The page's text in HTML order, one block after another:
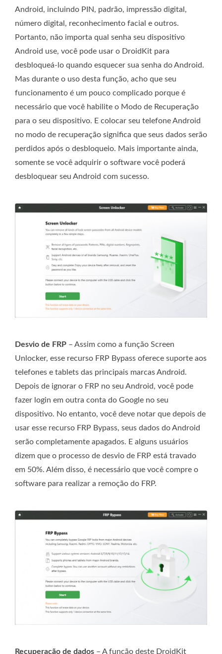
Android, incluindo PIN, padrão, impressão digital,
número digital, reconhecimento facial e outros.
Portanto, não importa qual senha seu dispositivo
Android use, você pode usar o DroidKit para
desbloqueá-lo quando esquecer sua senha do Android.
Mas durante o uso desta função, acho que seu
funcionamento é um pouco complicado porque é
necessário que você habilite o Modo de Recuperação
para o seu dispositivo. E colocar seu telefone Android
no modo de recuperação significa que seus dados serão
perdidos após o desbloqueio. Mais importante ainda,
somente se você adquirir o software você poderá
desbloquear seu Android com sucesso.
Desvio de FRP – Assim como a função Screen
Unlocker, esse recurso FRP Bypass oferece suporte aos
telefones e tablets das principais marcas Android.
Depois de ignorar o FRP no seu Android, você pode
fazer login em outra conta do Google no seu
dispositivo. No entanto, você deve notar que depois de
usar esse recurso FRP Bypass, seus dados do Android
serão completamente apagados. E alguns usuários
dizem que o processo de desvio de FRP está travado
em 50%. Além disso, é necessário que você compre o
software para realizar a remoção do FRP.
Recuperação de dados – A função deste DroidKit